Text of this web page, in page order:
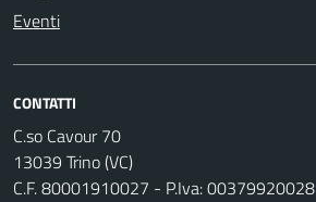
Eventi
CONTATTI
C.so Cavour 70
13039 Trino (VC)
C.F. 80001910027 - P.Iva: 00379920028